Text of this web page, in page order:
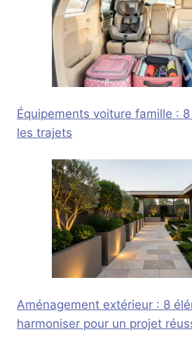
Équipements voiture famille :
les trajets
Aménagement extérieur : 8
harmoniser pour un projet